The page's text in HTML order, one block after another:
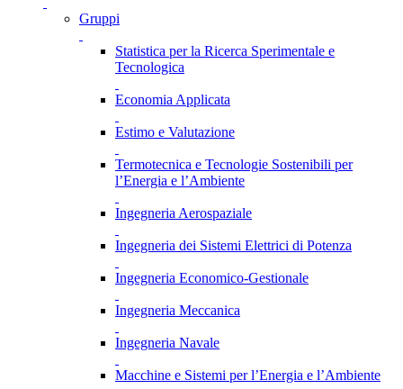
Gruppi
Statistica per la Ricerca Sperimentale e
Tecnologica
Economia Applicata
Estimo e Valutazione
Termotecnica e Tecnologie Sostenibili per
l’Energia e l’Ambiente
Ingegneria Aerospaziale
Ingegneria dei Sistemi Elettrici di Potenza
Ingegneria Economico-Gestionale
Ingegneria Meccanica
Ingegneria Navale
Macchine e Sistemi per l’Energia e l’Ambiente